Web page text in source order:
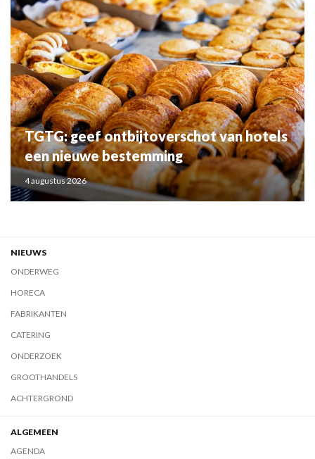
TGTG: geef ontbijtoverschot van hotels
een nieuwe bestemming
4 augustus 2026
NIEUWS
ONDERWEG
HORECA
FABRIKANTEN
CATERING
ONDERZOEK
GROOTHANDELS
ACHTERGROND
ALGEMEEN
AGENDA